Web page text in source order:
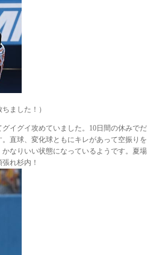
ました！）
イグイ攻めていました。10日間の休みでだ
直球、変化球ともにキレがあって空振りを
なりいい状態になっているようです。夏場
れ杉内！